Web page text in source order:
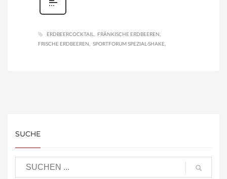
ERDBEERCOCKTAIL
FRÄNKISCHE ERDBEEREN
FRISCHE ERDBEEREN
SPORTFORUM SPEZIAL-SHAKE
SUCHE